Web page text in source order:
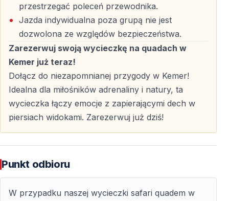
Czy safari quadami w Kemer jest odpowiednie
dla początkujących?
Tak, wycieczka jest odpowiednia dla osób bez
doświadczenia. Przed startem odbywa się instruktaż.
Jak wygląda bezpieczeństwo podczas
wycieczki?
Uczestnicy otrzymują kaski oraz instrukcje
bezpieczeństwa, a cała trasa odbywa się pod opieką
Czy safari quadami odbywa się w grupach?
przestrzegać poleceń przewodnika.
Jazda indywidualna poza grupą nie jest
dozwolona ze względów bezpieczeństwa.
Zarezerwuj swoją wycieczkę na quadach w
Kemer już teraz!
Dołącz do niezapomnianej przygody w Kemer!
Idealna dla miłośników adrenaliny i natury, ta
wycieczka łączy emocje z zapierającymi dech w
piersiach widokami. Zarezerwuj już dziś!
Punkt odbioru
W przypadku naszej wycieczki safari quadem w